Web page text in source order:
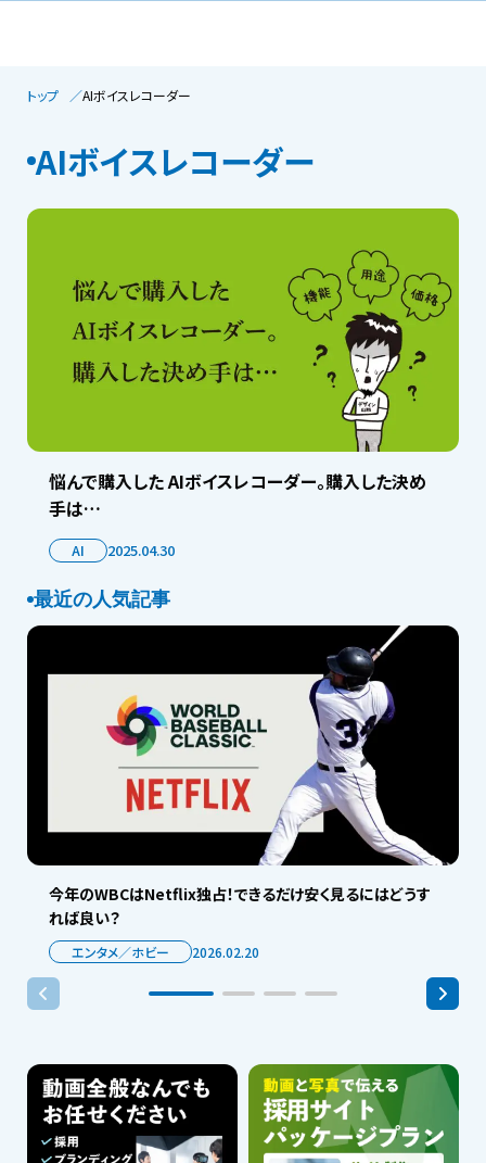
トップ AIボイスレコーダー
AIボイスレコーダー
悩んで購入した AIボイスレコーダー。購入した決め
手は…
AI 2025.04.30
最近の人気記事
今年のWBCはNetflix独占！できるだけ安く見るにはどうす
れば良い？
エンタメ／ホビー 2026.02.20